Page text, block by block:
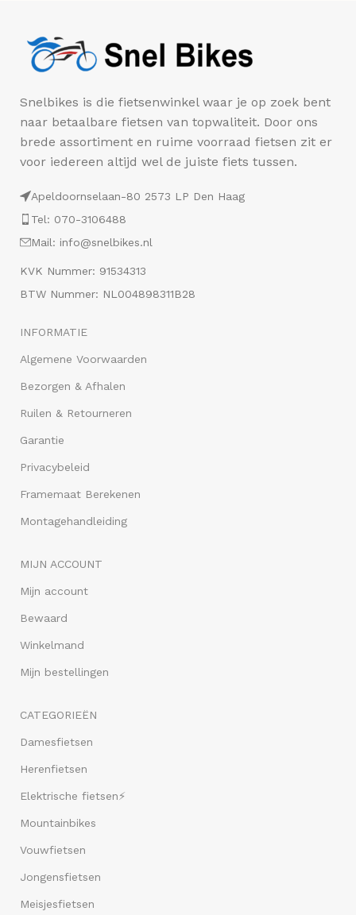
Snelbikes is die fietsenwinkel waar je op zoek bent
naar betaalbare fietsen van topwaliteit. Door ons
brede assortiment en ruime voorraad fietsen zit er
voor iedereen altijd wel de juiste fiets tussen.
Apeldoornselaan-80 2573 LP Den Haag
Tel: 070-3106488
Mail: info@snelbikes.nl
KVK Nummer: 91534313
BTW Nummer: NL004898311B28
INFORMATIE
Algemene Voorwaarden
Bezorgen & Afhalen
Ruilen & Retourneren
Garantie
Privacybeleid
Framemaat Berekenen
Montagehandleiding
MIJN ACCOUNT
Mijn account
Bewaard
Winkelmand
Mijn bestellingen
CATEGORIEËN
Damesfietsen
Herenfietsen
Elektrische fietsen⚡
Mountainbikes
Vouwfietsen
Jongensfietsen
Meisjesfietsen